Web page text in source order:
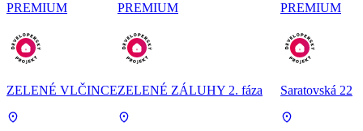
PREMIUM
ZELENÉ VLČINCE
PREMIUM
ZELENÉ ZÁLUHY 2. fáza
PREMIUM
Saratovská 22